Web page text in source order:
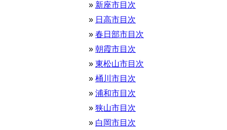
新座市目次
日高市目次
春日部市目次
朝霞市目次
東松山市目次
桶川市目次
浦和市目次
狭山市目次
白岡市目次